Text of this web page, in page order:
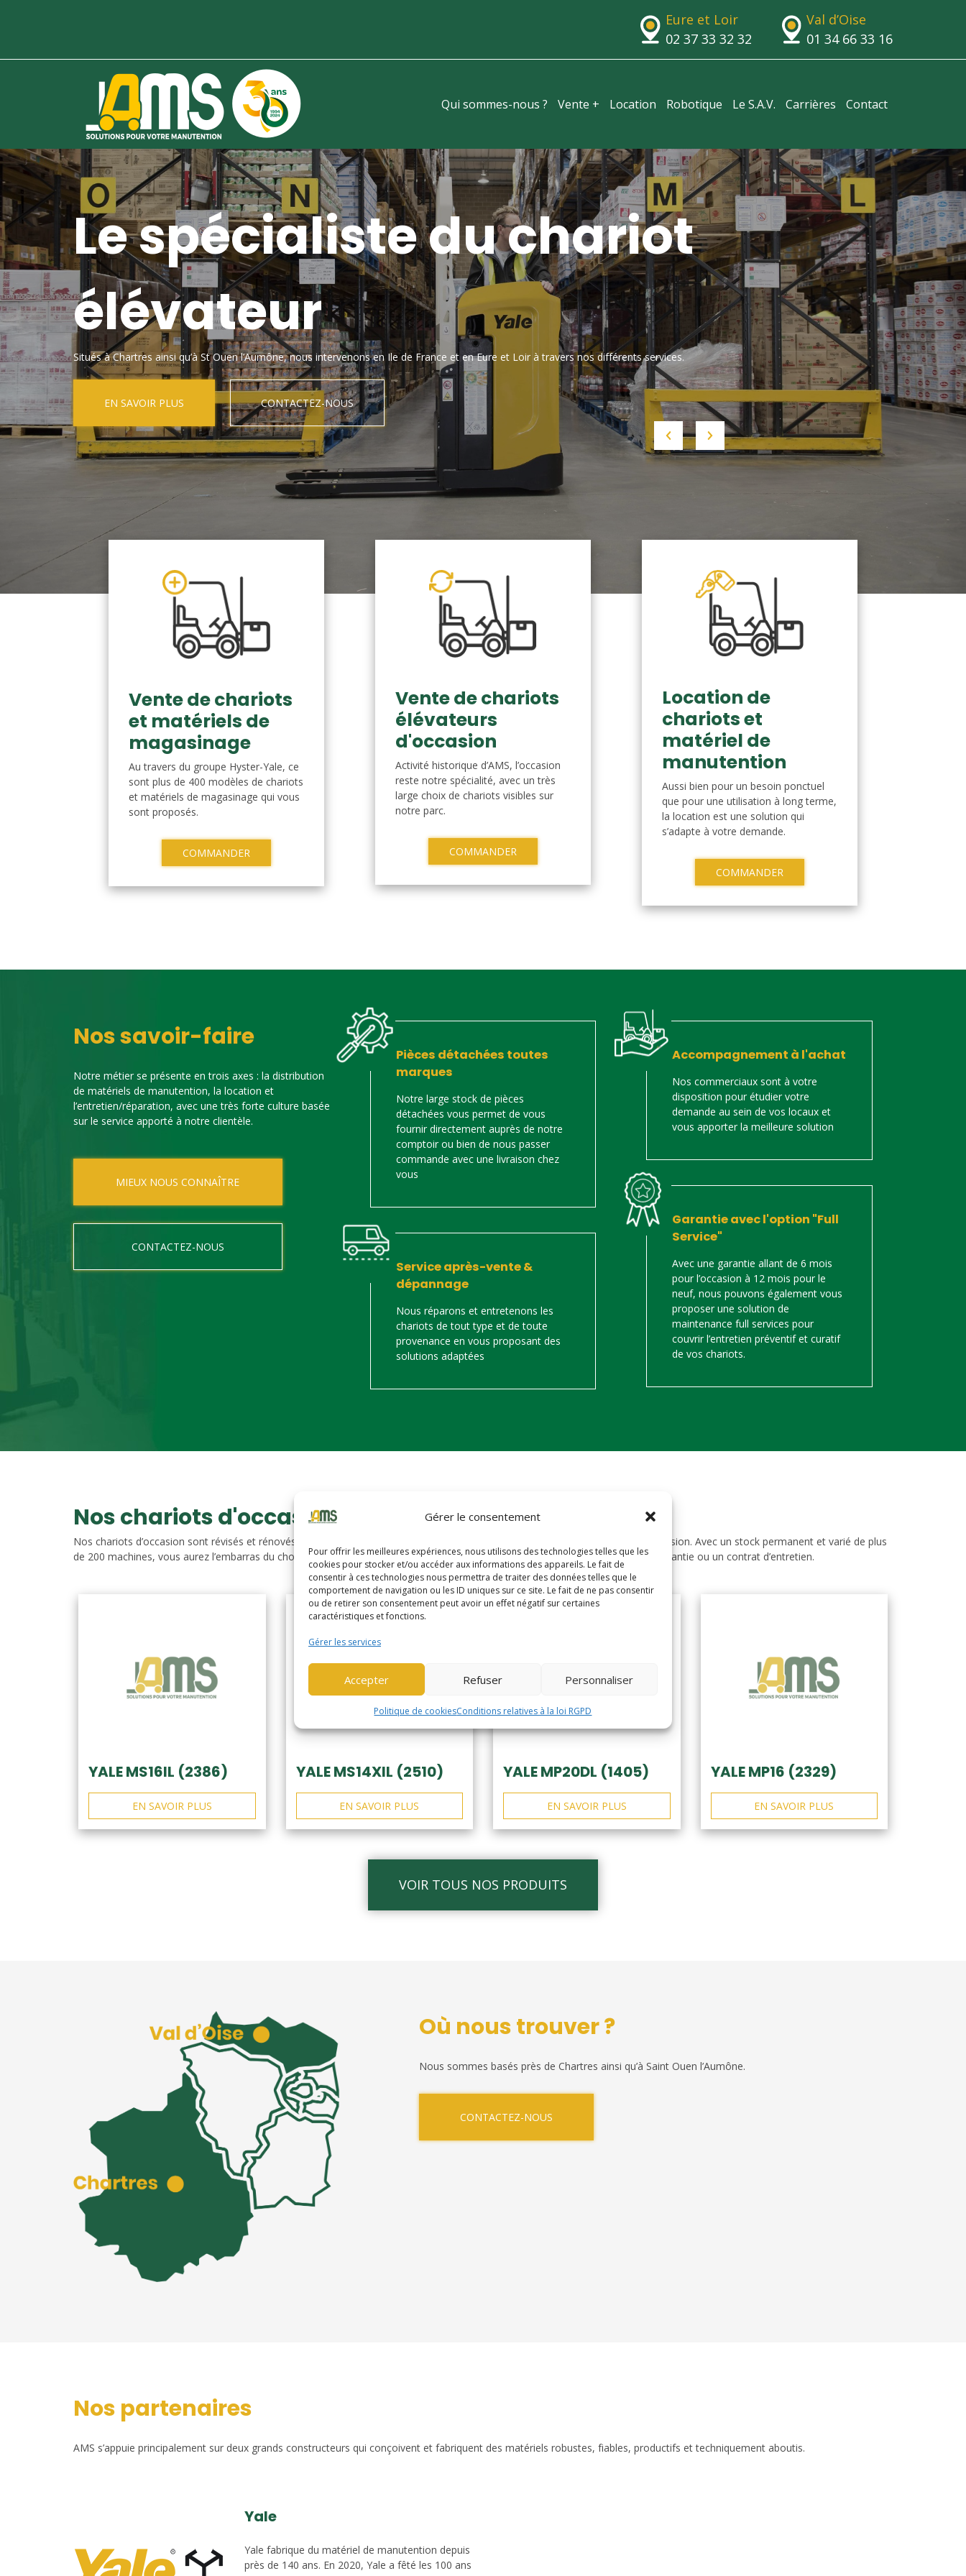
Gérer le consentement
Pour offrir les meilleures expériences, nous utilisons des technologies telles que les
cookies pour stocker et/ou accéder aux informations des appareils. Le fait de
consentir à ces technologies nous permettra de traiter des données telles que le
comportement de navigation ou les ID uniques sur ce site. Le fait de ne pas consentir
ou de retirer son consentement peut avoir un effet négatif sur certaines
caractéristiques et fonctions.
Gérer les services
Accepter Refuser Personnaliser
Politique de cookiesConditions relatives à la loi RGPD
Eure et Loir
02 37 33 32 32
Val d’Oise
01 34 66 33 16
Qui sommes-nous ? Vente + Location Robotique Le S.A.V. Carrières Contact
Le spécialiste du chariot
élévateur
Situés à Chartres ainsi qu’à St Ouen l’Aumône, nous intervenons en Ile de France et en Eure et Loir à travers nos différents services.
EN SAVOIR PLUS CONTACTEZ-NOUS
Vente de chariots
et matériels de
magasinage
Au travers du groupe Hyster-Yale, ce
sont plus de 400 modèles de chariots
et matériels de magasinage qui vous
sont proposés.
COMMANDER
Vente de chariots
élévateurs
d'occasion
Activité historique d’AMS, l’occasion
reste notre spécialité, avec un très
large choix de chariots visibles sur
notre parc.
COMMANDER
Location de
chariots et
matériel de
manutention
Aussi bien pour un besoin ponctuel
que pour une utilisation à long terme,
la location est une solution qui
s’adapte à votre demande.
COMMANDER
Nos savoir-faire
Notre métier se présente en trois axes : la distribution
de matériels de manutention, la location et
l’entretien/réparation, avec une très forte culture basée
sur le service apporté à notre clientèle.
MIEUX NOUS CONNAÎTRE
CONTACTEZ-NOUS
Pièces détachées toutes
marques
Notre large stock de pièces
détachées vous permet de vous
fournir directement auprès de notre
comptoir ou bien de nous passer
commande avec une livraison chez
vous
Service après-vente &
dépannage
Nous réparons et entretenons les
chariots de tout type et de toute
provenance en vous proposant des
solutions adaptées
Accompagnement à l'achat
Nos commerciaux sont à votre
disposition pour étudier votre
demande au sein de vos locaux et
vous apporter la meilleure solution
Garantie avec l'option "Full
Service"
Avec une garantie allant de 6 mois
pour l’occasion à 12 mois pour le
neuf, nous pouvons également vous
proposer une solution de
maintenance full services pour
couvrir l’entretien préventif et curatif
de vos chariots.
Nos chariots d'occasion
Nos chariots d’occasion sont révisés et rénovés. Vous trouverez ci-dessous notre catalogue de matériels de manutention d’occasion. Avec un stock permanent et varié de plus
de 200 machines, vous aurez l’embarras du choix. Nos chariots sont révisés, reconditionnés, repeints, prêts à partir avec une garantie ou un contrat d’entretien.
YALE MS16IL (2386)
EN SAVOIR PLUS
YALE MS14XIL (2510)
EN SAVOIR PLUS
YALE MP20DL (1405)
EN SAVOIR PLUS
YALE MP16 (2329)
EN SAVOIR PLUS
VOIR TOUS NOS PRODUITS
Où nous trouver ?
Nous sommes basés près de Chartres ainsi qu’à Saint Ouen l’Aumône.
CONTACTEZ-NOUS
Nos partenaires
AMS s’appuie principalement sur deux grands constructeurs qui conçoivent et fabriquent des matériels robustes, fiables, productifs et techniquement aboutis.
Yale
Yale fabrique du matériel de manutention depuis
près de 140 ans. En 2020, Yale a fêté les 100 ans